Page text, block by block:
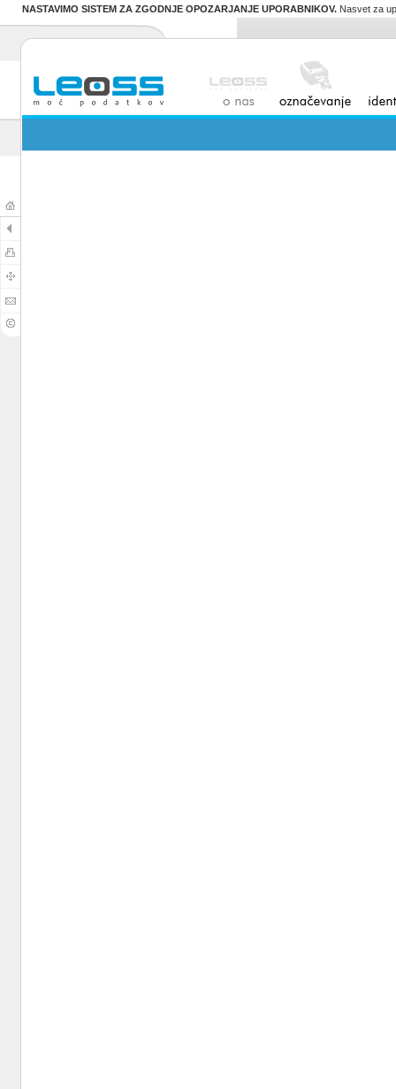
NASTAVIMO SISTEM ZA ZGODNJE OPOZARJANJE UPORABNIKOV. Nasvet za